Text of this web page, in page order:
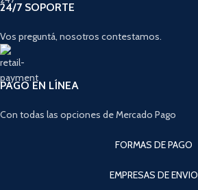
24/7 SOPORTE
Vos preguntá, nosotros contestamos.
PAGO EN LÍNEA
Con todas las opciones de Mercado Pago
FORMAS DE PAGO
EMPRESAS DE ENVIO